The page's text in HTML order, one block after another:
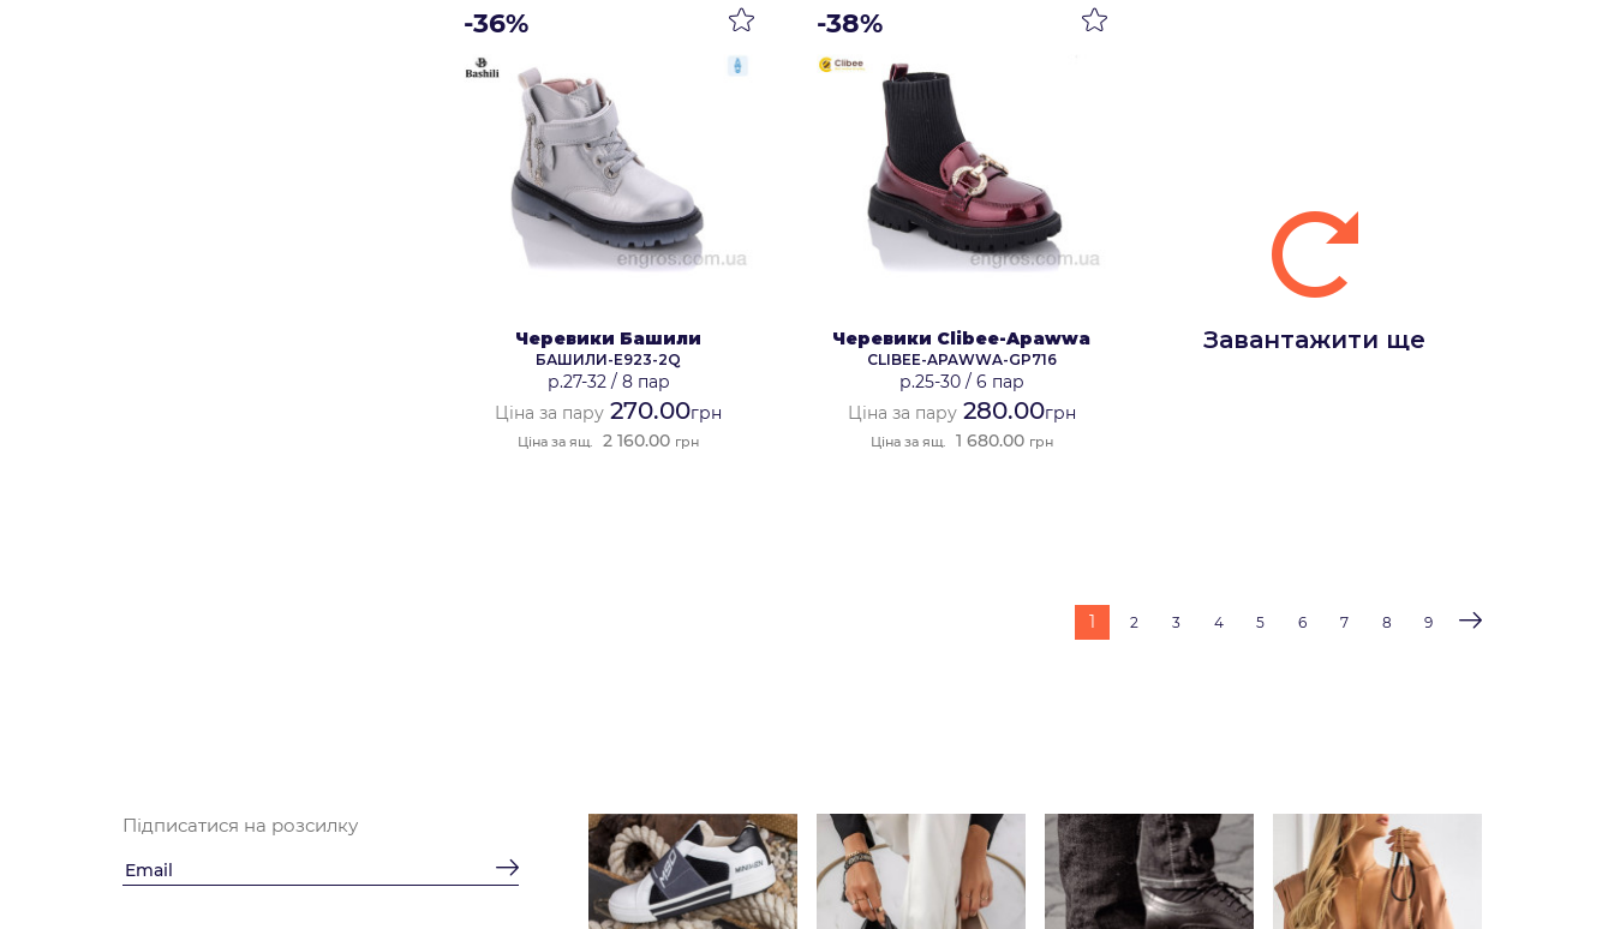
-36%
Черевики Башили
БАШИЛИ-E923-2Q
р.27-32/ 8 пар
Ціна за пару 270.00грн
Ціна за ящ. 2 160.00 грн
-38%
Черевики Clibee-Apawwa
CLIBEE-APAWWA-GP716
р.25-30/ 6 пар
Ціна за пару280.00грн
Ціна за ящ. 1 680.00 грн
Завантажити ще
1 2 3 4 5 6 7 8 9
Підписатися на розсилку